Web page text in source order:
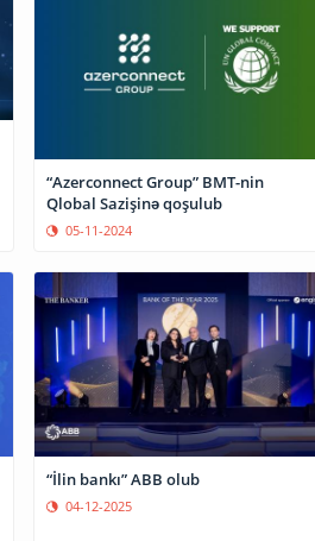
“Azerconnect Group” BMT-nin
Qlobal Sazişinə qoşulub
05-11-2024
“İlin bankı” ABB olub
04-12-2025